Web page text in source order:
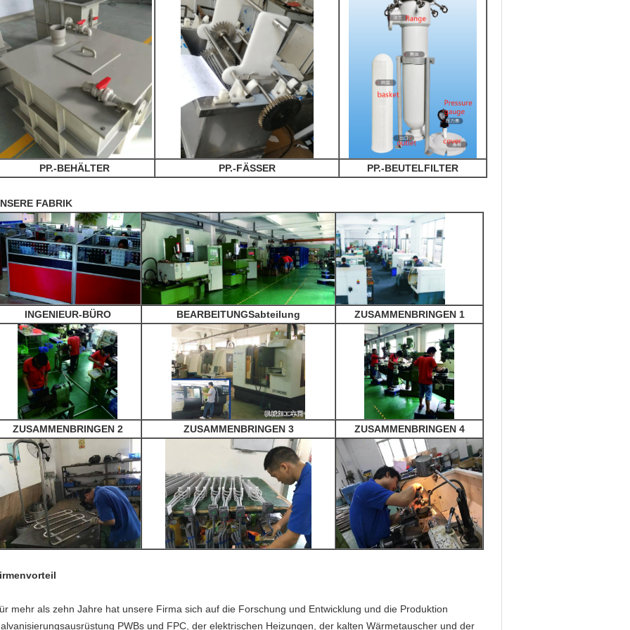
PP.-BEHÄLTER PP.-FÄSSER PP.-BEUTELFILTER
FABRIK
INGENIEUR-BÜRO BEARBEITUNGSabteilung ZUSAMMENBRINGEN 1
ZUSAMMENBRINGEN 2 ZUSAMMENBRINGEN 3 ZUSAMMENBRINGEN 4
mehr als zehn Jahre hat unsere Firma sich auf die Forschung und Entwicklung und die Produktion
PWBs und FPC, der elektrischen Heizungen, der kalten Wärmetauscher und der